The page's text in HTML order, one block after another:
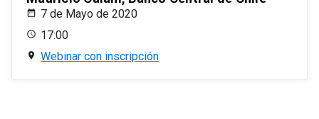
7 de Mayo de 2020
17:00
Webinar con inscripción